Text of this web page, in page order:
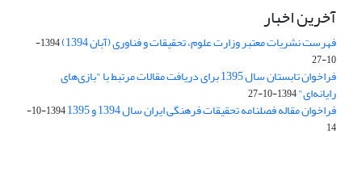
آخرین اخبار
فهرست نشریات معتبر وزارت علوم، تحقیقات و فناوری (آبان 1394)
1394-
10-27
فراخوان تابستان سال 1395 برای دریافت مقالات مرتبط با "بازی‌های
رایانه‌ای"1394-10-27
فراخوان مقاله فصلنامه تحقیقات فرهنگی ایران سال 1394 و 1395
1394-10-
14